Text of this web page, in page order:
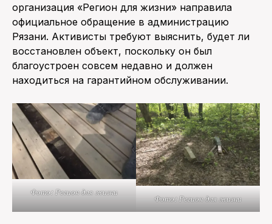
организация «Регион для жизни» направила
официальное обращение в администрацию
Рязани. Активисты требуют выяснить, будет ли
восстановлен объект, поскольку он был
благоустроен совсем недавно и должен
находиться на гарантийном обслуживании.
Фото: Регион для жизни
Фото: Регион для жизни